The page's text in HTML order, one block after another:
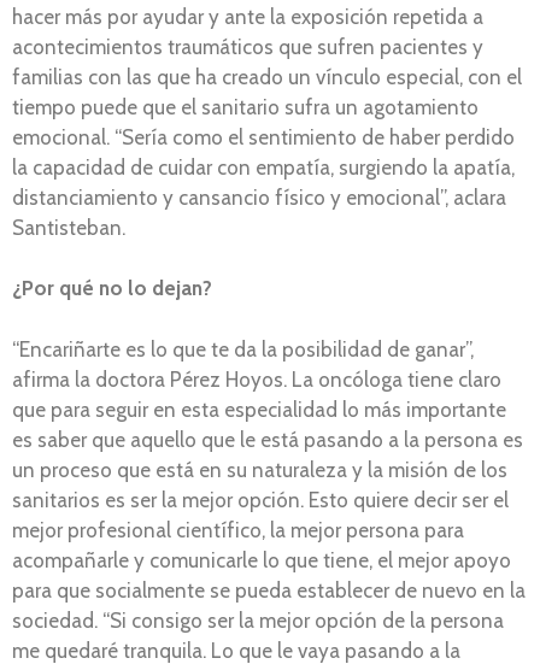
hacer más por ayudar y ante la exposición repetida a
acontecimientos traumáticos que sufren pacientes y
familias con las que ha creado un vínculo especial, con el
tiempo puede que el sanitario sufra un agotamiento
emocional. “Sería como el sentimiento de haber perdido
la capacidad de cuidar con empatía, surgiendo la apatía,
distanciamiento y cansancio físico y emocional”, aclara
Santisteban.
¿Por qué no lo dejan?
“Encariñarte es lo que te da la posibilidad de ganar”,
afirma la doctora Pérez Hoyos. La oncóloga tiene claro
que para seguir en esta especialidad lo más importante
es saber que aquello que le está pasando a la persona es
un proceso que está en su naturaleza y la misión de los
sanitarios es ser la mejor opción. Esto quiere decir ser el
mejor profesional científico, la mejor persona para
acompañarle y comunicarle lo que tiene, el mejor apoyo
para que socialmente se pueda establecer de nuevo en la
sociedad. “Si consigo ser la mejor opción de la persona
me quedaré tranquila. Lo que le vaya pasando a la